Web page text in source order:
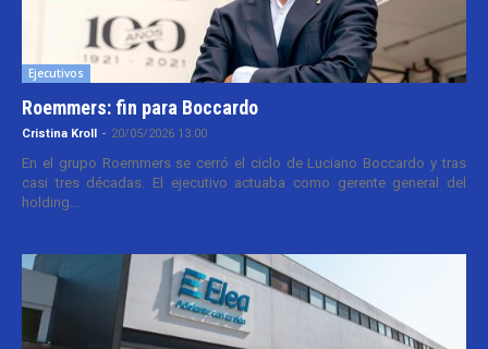
Ejecutivos
Roemmers: fin para Boccardo
Cristina Kroll - 20/05/2026 13:00
En el grupo Roemmers se cerró el ciclo de Luciano Boccardo y tras
casi tres décadas. El ejecutivo actuaba como gerente general del
holding...